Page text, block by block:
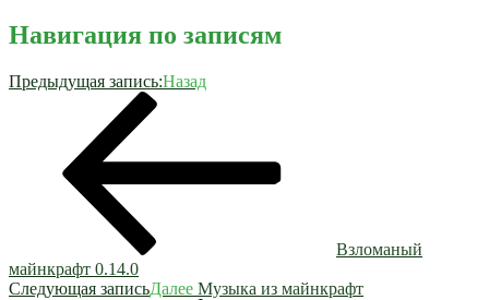
Навигация по записям
Предыдущая запись:Назад
Взломаный
майнкрафт 0.14.0
Следующая записьДалее Музыка из майнкрафт